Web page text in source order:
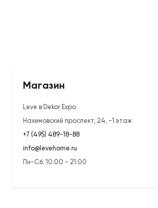
Магазин
Leve в Dekor Expo
Нахимовский проспект, 24, -1 этаж
+7 (495) 489-18-88
info@levehome.ru
Пн-Сб: 10:00 - 21:00